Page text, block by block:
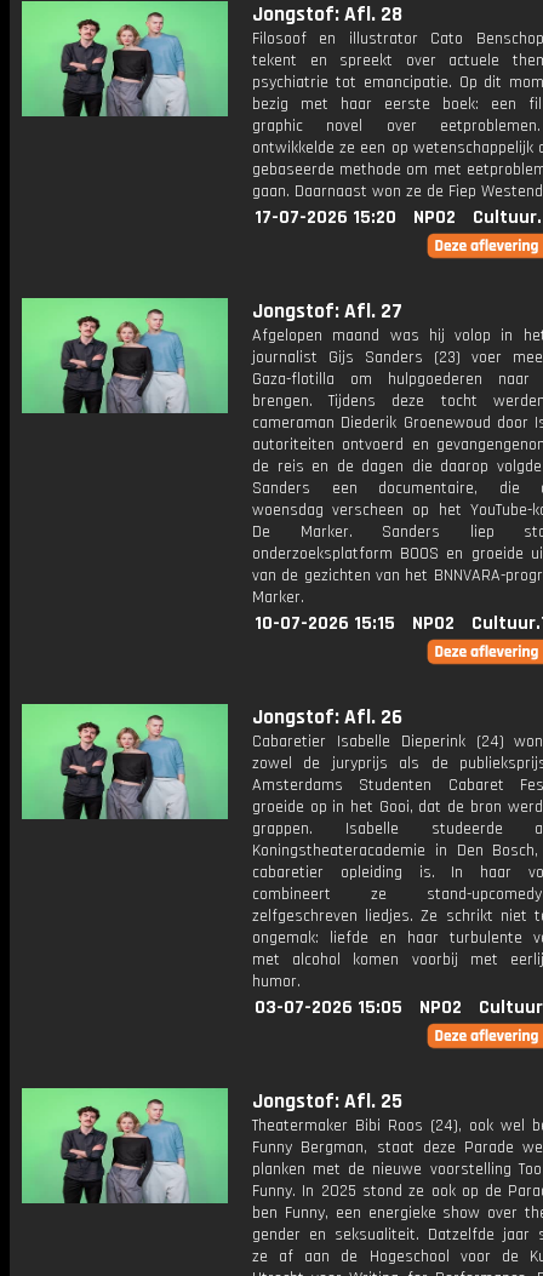
Jongstof: Afl. 28
Filosoof en illustrator Cato
tekent en spreekt over actuele
psychiatrie tot emancipatie. Op dit
bezig met haar eerste boek: een
graphic novel over
ontwikkelde ze een op wetenschappelijk
gebaseerde methode om met
gaan. Daarnaast won ze de Fiep
17-07-2026 15:20 NPO2
Jongstof: Afl. 27
Afgelopen maand was hij volop in
journalist Gijs Sanders (23) voer
Gaza-flotilla om hulpgoederen
brengen. Tijdens deze tocht
cameraman Diederik Groenewoud door
autoriteiten ontvoerd en
de reis en de dagen die daarop
Sanders een documentaire, die
woensdag verscheen op het YouTube-
De Marker. Sanders liep
onderzoeksplatform BOOS en groeide
van de gezichten van het BNNVARA-
Marker.
10-07-2026 15:15 NPO2
Jongstof: Afl. 26
Cabaretier Isabelle Dieperink (24)
zowel de juryprijs als de
Amsterdams Studenten Cabaret
groeide op in het Gooi, dat de bron
grappen. Isabelle studeerde
Koningstheateracademie in Den
cabaretier opleiding is. In haar
combineert ze stand-
zelfgeschreven liedjes. Ze schrikt niet
ongemak: liefde en haar turbulente
met alcohol komen voorbij met
humor.
03-07-2026 15:05 NPO2
Jongstof: Afl. 25
Theatermaker Bibi Roos (24), ook wel
Funny Bergman, staat deze Parade
planken met de nieuwe voorstelling
Funny. In 2025 stond ze ook op de
ben Funny, een energieke show over
gender en seksualiteit. Datzelfde jaar
ze af aan de Hogeschool voor de